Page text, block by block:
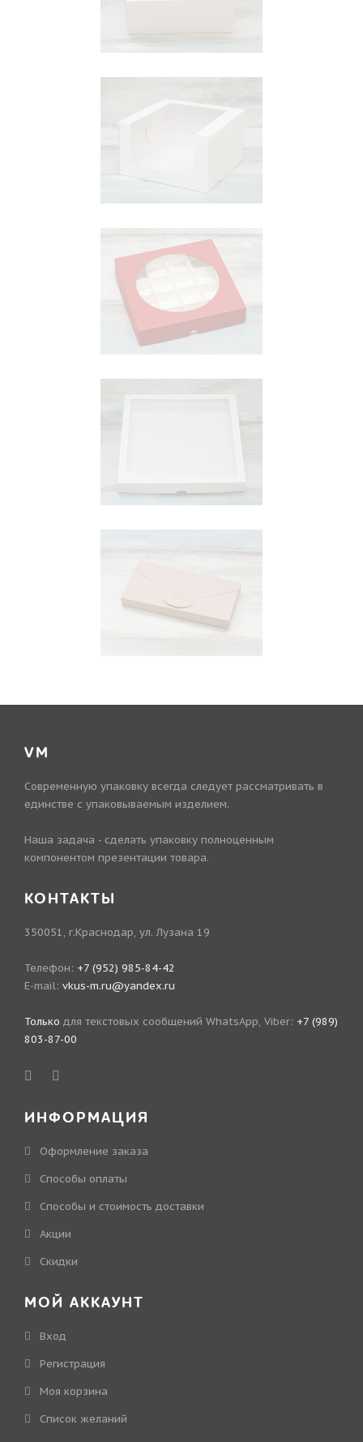
VM
Современную упаковку всегда следует рассматривать в
единстве с упаковываемым изделием.
Наша задача - сделать упаковку полноценным
компонентом презентации товара.
КОНТАКТЫ
350051, г.Краснодар, ул. Лузана 19
Телефон: +7 (952) 985-84-42
E-mail: vkus-m.ru@yandex.ru
Только для текстовых сообщений WhatsApp, Viber: +7 (989)
803-87-00
ИНФОРМАЦИЯ
Оформление заказа
Способы оплаты
Способы и стоимость доставки
Акции
Скидки
МОЙ АККАУНТ
Вход
Регистрация
Моя корзина
Cписок желаний